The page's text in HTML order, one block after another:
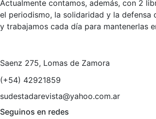
Actualmente contamos, además, con 2
el periodismo, la solidaridad y la defensa
y trabajamos cada día para mantenerlas
Saenz 275, Lomas de Zamora
(+54) 42921859
sudestadarevista@yahoo.com.ar
Seguinos en redes